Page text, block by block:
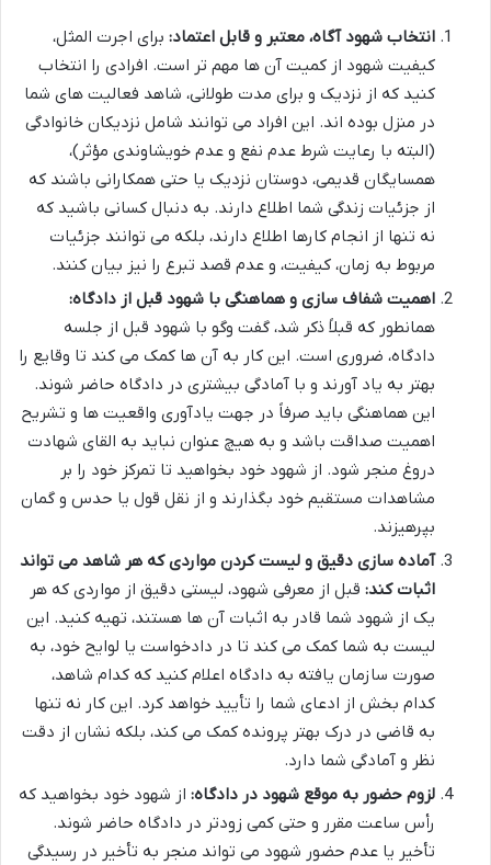
انتخاب شهود آگاه، معتبر و قابل اعتماد: برای اجرت المثل،
کیفیت شهود از کمیت آن ها مهم تر است. افرادی را انتخاب
کنید که از نزدیک و برای مدت طولانی، شاهد فعالیت های شما
در منزل بوده اند. این افراد می توانند شامل نزدیکان خانوادگی
(البته با رعایت شرط عدم نفع و عدم خویشاوندی مؤثر)،
همسایگان قدیمی، دوستان نزدیک یا حتی همکارانی باشند که
از جزئیات زندگی شما اطلاع دارند. به دنبال کسانی باشید که
نه تنها از انجام کارها اطلاع دارند، بلکه می توانند جزئیات
مربوط به زمان، کیفیت، و عدم قصد تبرع را نیز بیان کنند.
اهمیت شفاف سازی و هماهنگی با شهود قبل از دادگاه:
همانطور که قبلاً ذکر شد، گفت وگو با شهود قبل از جلسه
دادگاه، ضروری است. این کار به آن ها کمک می کند تا وقایع را
بهتر به یاد آورند و با آمادگی بیشتری در دادگاه حاضر شوند.
این هماهنگی باید صرفاً در جهت یادآوری واقعیت ها و تشریح
اهمیت صداقت باشد و به هیچ عنوان نباید به القای شهادت
دروغ منجر شود. از شهود خود بخواهید تا تمرکز خود را بر
مشاهدات مستقیم خود بگذارند و از نقل قول یا حدس و گمان
بپرهیزند.
آماده سازی دقیق و لیست کردن مواردی که هر شاهد می تواند
اثبات کند: قبل از معرفی شهود، لیستی دقیق از مواردی که هر
یک از شهود شما قادر به اثبات آن ها هستند، تهیه کنید. این
لیست به شما کمک می کند تا در دادخواست یا لوایح خود، به
صورت سازمان یافته به دادگاه اعلام کنید که کدام شاهد،
کدام بخش از ادعای شما را تأیید خواهد کرد. این کار نه تنها
به قاضی در درک بهتر پرونده کمک می کند، بلکه نشان از دقت
نظر و آمادگی شما دارد.
لزوم حضور به موقع شهود در دادگاه: از شهود خود بخواهید که
رأس ساعت مقرر و حتی کمی زودتر در دادگاه حاضر شوند.
تأخیر یا عدم حضور شهود می تواند منجر به تأخیر در رسیدگی